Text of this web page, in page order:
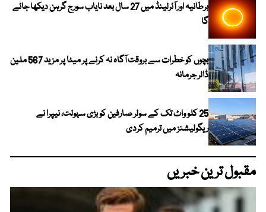
برطانیہ اور آئرلینڈ میں 27 سال بعد نایاب سورج گرہن دیکھا جائے
گا
بچوں کو خطرات سے بروقت آگاہ نہ کرنے پر میٹا پر مزید 567 ملین
ڈالر جرمانہ
25 کلو واٹ تک کے سولر صارفین کو بڑی سہولت، نیپرا نے
ریگولیشنز میں ترمیم کردی
مقبول ترین خبریں